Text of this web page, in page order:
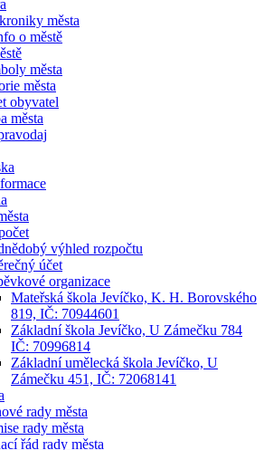
města
o městě
města
města
obyvatel
města
výhled rozpočtu
účet
organizace
Mateřská škola Jevíčko, K. H. Borovského
819, IČ: 70944601
Základní škola Jevíčko, U Zámečku 784
IČ: 70996814
Základní umělecká škola Jevíčko, U
Zámečku 451, IČ: 72068141
rady města
rady města
řád rady města